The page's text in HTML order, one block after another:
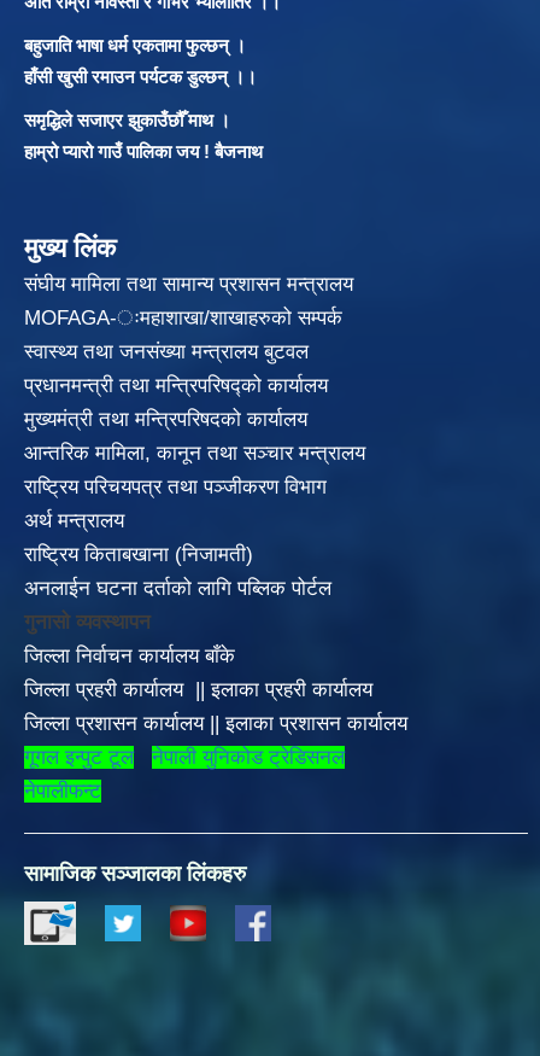
बहुजाति भाषा धर्म एकतामा फुल्छन् ।
हाँसी खुसी रमाउन पर्यटक डुल्छन् ।।
समृद्धिले सजाएर झुकाउँछौँ माथ ।
हाम्रो प्यारो गाउँ पालिका जय ! बैजनाथ
मुख्य लिंक
संघीय मामिला तथा सामान्य प्रशासन मन्त्रालय
MOFAGA-ःमहाशाखा/शाखाहरुको सम्पर्क
स्वास्थ्य तथा जनसंख्या मन्त्रालय बुटवल
प्रधानमन्त्री तथा मन्त्रिपरिषद्को कार्यालय
मुख्यमंत्री तथा मन्त्रिपरिषदको कार्यालय
आन्तरिक मामिला, कानून तथा सञ्चार मन्त्रालय
राष्ट्रिय परिचयपत्र तथा पञ्जीकरण विभाग
अर्थ मन्त्रालय
राष्ट्रिय किताबखाना (निजामती)
अनलाईन घटना दर्ताको लागि पब्लिक पोर्टल
गुनासो व्यवस्थापन
जिल्ला निर्वाचन कार्यालय बाँके
जिल्ला प्रहरी कार्यालय
||इलाका प्रहरी कार्यालय
जिल्ला प्रशासन कार्यालय||इलाका प्रशासन कार्यालय
गूगल इन्पुट टूल
नेपाली युनिकोड ट्रेडिसनल
नेपालीफन्ट
सामाजिक सञ्जालका लिंकहरु